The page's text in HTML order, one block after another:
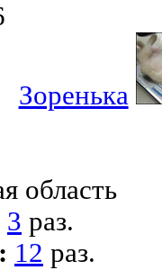
Зоренька
область
3 раз.
12 раз.